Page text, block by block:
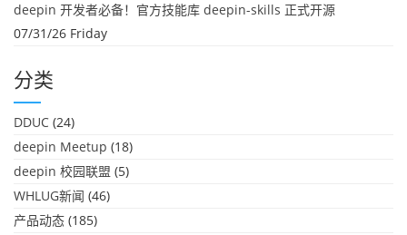
deepin 开发者必备！官方技能库 deepin-skills 正式开源
07/31/26 Friday
分类
DDUC (24)
deepin Meetup (18)
deepin 校园联盟 (5)
WHLUG新闻 (46)
产品动态 (185)